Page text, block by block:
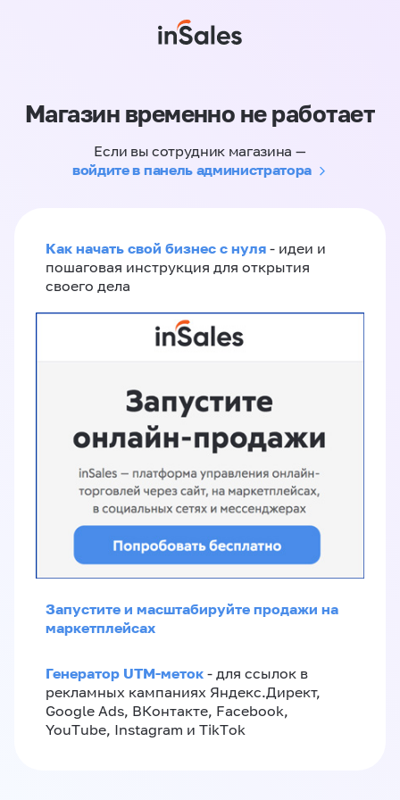
Магазин временно не работает
Если вы сотрудник магазина —
войдите в панель администратора
Как начать свой бизнес с нуля - идеи и
пошаговая инструкция для открытия
своего дела
Запустите и масштабируйте продажи на
маркетплейсах
Генератор UTM-меток - для ссылок в
рекламных кампаниях Яндекс.Директ,
Google Ads, ВКонтакте, Facebook,
YouTube, Instagram и TikTok